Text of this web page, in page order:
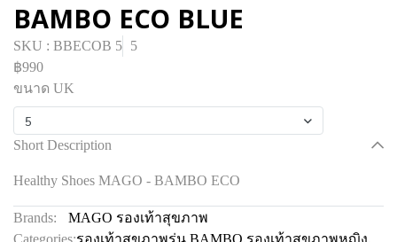
BAMBO ECO BLUE
SKU : BBECOB 5 5
฿990
ขนาด UK
5
Short Description
Healthy Shoes MAGO - BAMBO ECO
Brands:
MAGO รองเท้าสุขภาพ
Categories:รองเท้าสุขภาพรุ่น BAMBO,รองเท้าสุขภาพหญิง,